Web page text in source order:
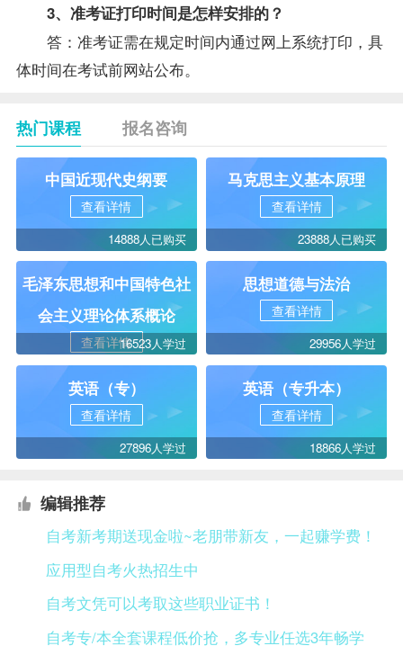
3、准考证打印时间是怎样安排的？
答：准考证需在规定时间内通过网上系统打印，具
体时间在考试前网站公布。
热门课程 报名咨询
中国近现代史纲要
查看详情
14888人已购买
马克思主义基本原理
查看详情
23888人已购买
毛泽东思想和中国特色社
会主义理论体系概论
查看详情16523人学过
思想道德与法治
查看详情
29956人学过
英语（专）
查看详情
27896人学过
英语（专升本）
查看详情
18866人学过
编辑推荐
自考新考期送现金啦~老朋带新友，一起赚学费！
应用型自考火热招生中
自考文凭可以考取这些职业证书！
自考专/本全套课程低价抢，多专业任选3年畅学